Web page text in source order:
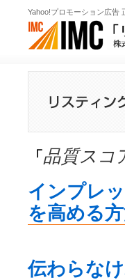
Yahoo!プロモーション広告
「 品質スコ
インプレ
を高める
伝わらな